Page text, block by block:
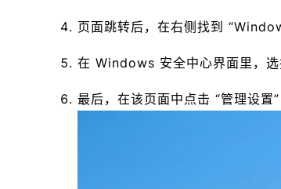
页面跳转后，在右侧找到
在 Windows 安全中心界面里，选
最后，在该页面中点击 “管理设置